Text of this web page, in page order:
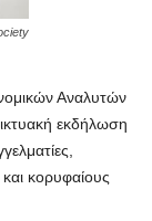
Αναλυτών
εκδήλωση
κορυφαίους